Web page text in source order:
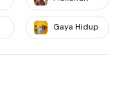
Gaya Hidup